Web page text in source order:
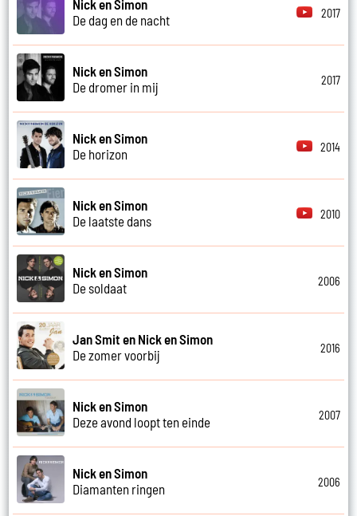
Nick en Simon
De dag en de nacht
2017
Nick en Simon
De dromer in mij
2017
Nick en Simon
De horizon
2014
Nick en Simon
De laatste dans
2010
Nick en Simon
De soldaat
2006
Jan Smit en Nick en Simon
De zomer voorbij
2016
Nick en Simon
Deze avond loopt ten einde
2007
Nick en Simon
Diamanten ringen
2006